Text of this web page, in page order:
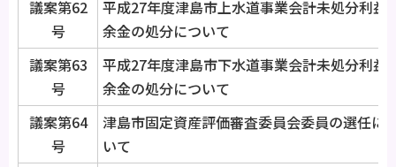
議案第62
号
平成27年度津島市上水道事業会計未処分利益
余金の処分について
議案第63
号
平成27年度津島市下水道事業会計未処分利益
余金の処分について
議案第64
号
津島市固定資産評価審査委員会委員の選任に
いて